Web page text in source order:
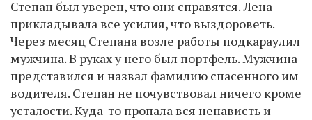
Степан был уверен, что они справятся. Лена
прикладывала все усилия, что выздороветь.
Через месяц Степана возле работы подкараулил
мужчина. В руках у него был портфель. Мужчина
представился и назвал фамилию спасенного им
водителя. Степан не почувствовал ничего кроме
усталости. Куда-то пропала вся ненависть и